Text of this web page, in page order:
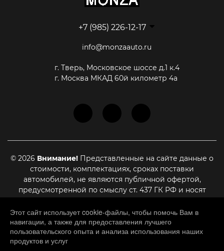
+7 (985) 226-12-17
info@monzaauto.ru
г. Тверь, Московское шоссе д.1 к.4
г. Москва МКАД 60й километр 4а
© 2026 Внимание! Представленные на сайте данные о
стоимости, комплектациях, сроках поставки
автомобилей, не являются публичной офертой,
предусмотренной по смыслу ст. 437 ГК РФ и носят
информационный характер. Для уточнения актуальной
стоимости, сроках поставки и иных условиях,
являющихся существенными для заключения договора
купли-продажи, необходимо связаться с нашими
Этот сайт использует cookie-файлы, чтобы помочь Вам в
навигации, а также для предоставления лучшего
пользовательского опыта и анализа использования наших
продуктов и услуг